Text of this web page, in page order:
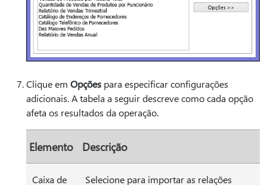
Clique em Opções para especificar configurações
adicionais. A tabela a seguir descreve como cada opção
afeta os resultados da operação.
Elemento Descrição
Caixa de
Selecione para importar as relações